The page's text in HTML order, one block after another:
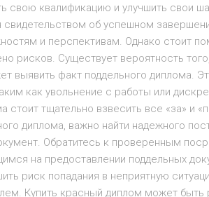
свою квалификацию и улучшить свои
свидетельством об успешном
и перспективам. Однако стоит
рисков. Существует вероятность
выявить факт поддельного диплома.
как увольнение с работы или
стоит тщательно взвесить все «за» и
диплома, важно найти надежного
Обратитесь к проверенным
на предоставлении поддельных
риск попадания в неприятную
Купить красный диплом может быть